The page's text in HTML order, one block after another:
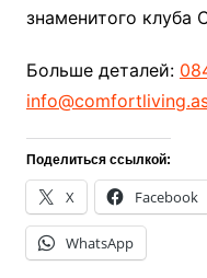
знаменитого клуба
Больше деталей:
Поделиться ссылкой:
X Facebook
WhatsApp